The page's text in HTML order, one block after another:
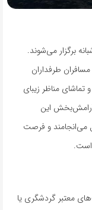
برگزار می‌شوند.
طرفداران
مناظر زیبای
این
می‌انجامند و فرصت
است.
معتبر گردشگری یا